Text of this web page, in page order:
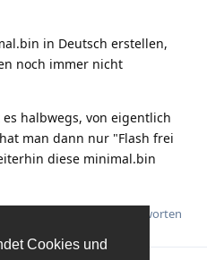
Cookies und
in Deutsch erstellen,
noch immer nicht
halbwegs, von eigentlich
man dann nur "Flash frei
diese minimal.bin
Antworten